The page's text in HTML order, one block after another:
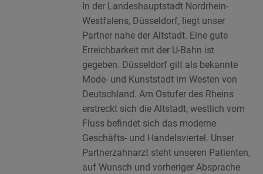
In der Landeshauptstadt Nordrhein-
Westfalens, Düsseldorf, liegt unser
Partner nahe der Altstadt. Eine gute
Erreichbarkeit mit der U-Bahn ist
gegeben. Düsseldorf gilt als bekannte
Mode- und Kunststadt im Westen von
Deutschland. Am Ostufer des Rheins
erstreckt sich die Altstadt, westlich vom
Fluss befindet sich das moderne
Geschäfts- und Handelsviertel. Unser
Partnerzahnarzt steht unseren Patienten,
auf Wunsch und vorheriger Absprache